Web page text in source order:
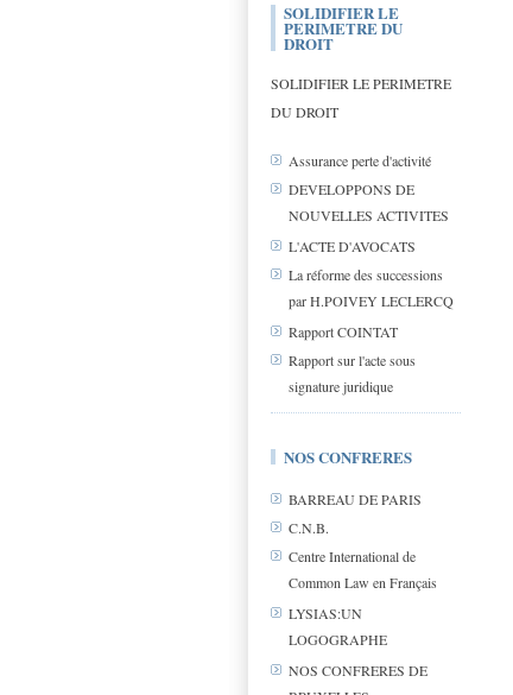
SOLIDIFIER LE
PERIMETRE DU
DROIT
SOLIDIFIER LE PERIMETRE
DU DROIT
Assurance perte d'activité
DEVELOPPONS DE
NOUVELLES ACTIVITES
L'ACTE D'AVOCATS
La réforme des successions
par H.POIVEY LECLERCQ
Rapport COINTAT
Rapport sur l'acte sous
signature juridique
NOS CONFRERES
BARREAU DE PARIS
C.N.B.
Centre International de
Common Law en Français
LYSIAS:UN
LOGOGRAPHE
NOS CONFRERES DE